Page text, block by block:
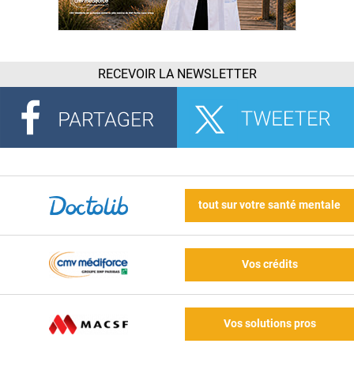
RECEVOIR LA NEWSLETTER
tout sur votre santé mentale
Vos crédits
Vos solutions pros